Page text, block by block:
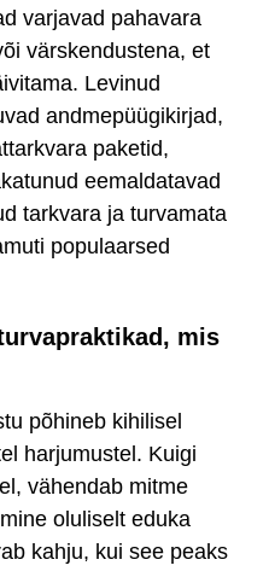
varjavad pahavara
värskendustena, et
Levinud
andmepüügikirjad,
paketid,
eemaldatavad
tarkvara ja turvamata
populaarsed
mis
põhineb kihilisel
harjumustel. Kuigi
vähendab mitme
oluliselt eduka
kahju, kui see peaks